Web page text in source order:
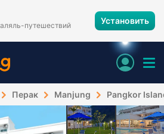
путешествий Установить
Перак Manjung Pangkor